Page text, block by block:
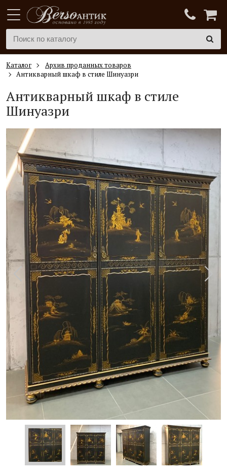
Каталог
Архив проданных товаров
Антикварный шкаф в стиле Шинуазри
Антикварный шкаф в стиле
Шинуазри